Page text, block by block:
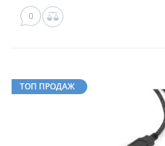
0
ТОП ПРОДАЖ